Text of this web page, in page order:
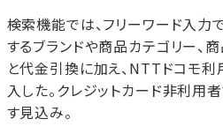
検索機能では、フリーワード入力
するブランドや商品カテゴリー、
と代金引換に加え、NTTドコモ
入した。クレジットカード非利用
す見込み。